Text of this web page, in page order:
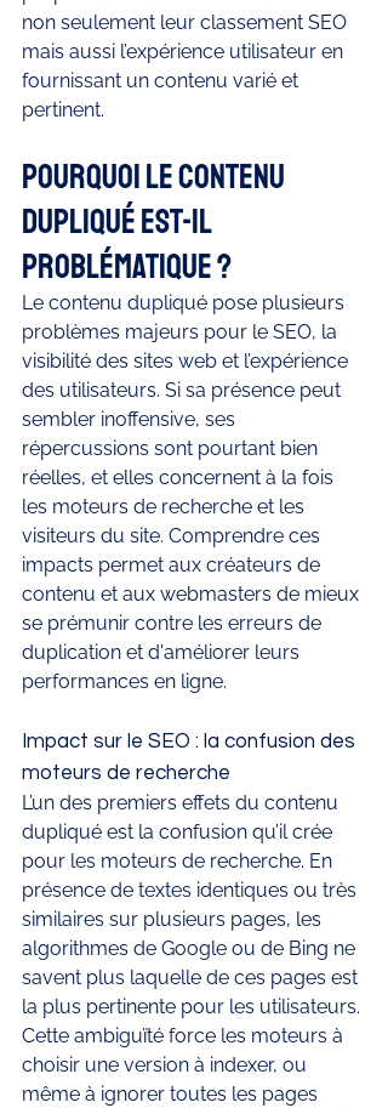
non seulement leur classement SEO
mais aussi l’expérience utilisateur en
fournissant un contenu varié et
pertinent.
Pourquoi le contenu
dupliqué est-il
problématique ?
Le contenu dupliqué pose plusieurs
problèmes majeurs pour le SEO, la
visibilité des sites web et l’expérience
des utilisateurs. Si sa présence peut
sembler inoffensive, ses
répercussions sont pourtant bien
réelles, et elles concernent à la fois
les moteurs de recherche et les
visiteurs du site. Comprendre ces
impacts permet aux créateurs de
contenu et aux webmasters de mieux
se prémunir contre les erreurs de
duplication et d'améliorer leurs
performances en ligne.
Impact sur le SEO : la confusion des
moteurs de recherche
L’un des premiers effets du contenu
dupliqué est la confusion qu’il crée
pour les moteurs de recherche. En
présence de textes identiques ou très
similaires sur plusieurs pages, les
algorithmes de Google ou de Bing ne
savent plus laquelle de ces pages est
la plus pertinente pour les utilisateurs.
Cette ambiguïté force les moteurs à
choisir une version à indexer, ou
même à ignorer toutes les pages